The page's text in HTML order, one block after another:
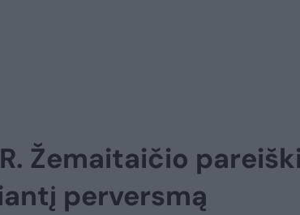
Žemaitaičio
perversmą